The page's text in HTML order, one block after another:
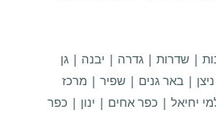
| שדרות | גדרה | יבנה | גן
| באר גנים | שפיר | מרכז
יחיאל | כפר אחים | ינון | כפר